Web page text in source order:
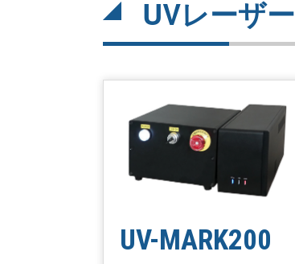
UVレーザー
UV-MARK200